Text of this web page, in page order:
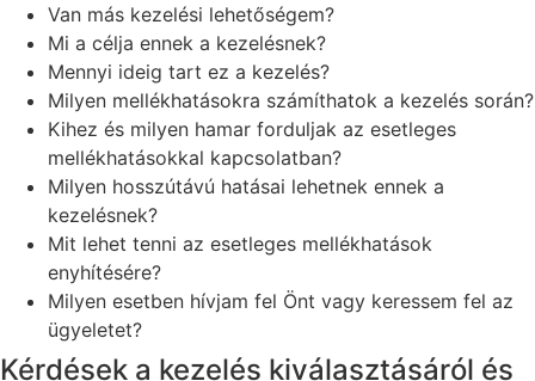
Van más kezelési lehetőségem?
Mi a célja ennek a kezelésnek?
Mennyi ideig tart ez a kezelés?
Milyen mellékhatásokra számíthatok a kezelés során?
Kihez és milyen hamar forduljak az esetleges
mellékhatásokkal kapcsolatban?
Milyen hosszútávú hatásai lehetnek ennek a
kezelésnek?
Mit lehet tenni az esetleges mellékhatások
enyhítésére?
Milyen esetben hívjam fel Önt vagy keressem fel az
ügyeletet?
Kérdések a kezelés kiválasztásáról és